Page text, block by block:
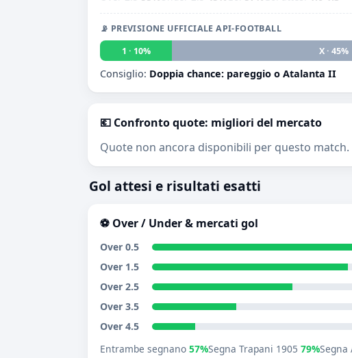
📡 PREVISIONE UFFICIALE API-FOOTBALL
1 · 10%
X · 45%
Consiglio: Doppia chance: pareggio o Atalanta II
💶 Confronto quote: migliori del mercato
Quote non ancora disponibili per questo match.
Gol attesi e risultati esatti
⚽ Over / Under & mercati gol
Over 0.5
Over 1.5
Over 2.5
Over 3.5
Over 4.5
Entrambe segnano 57%Segna Trapani 1905 79%Segna